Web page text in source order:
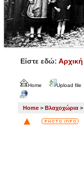
Είστε εδώ: Αρχική
Home Upload file
Home > Βλαχοχώρια >